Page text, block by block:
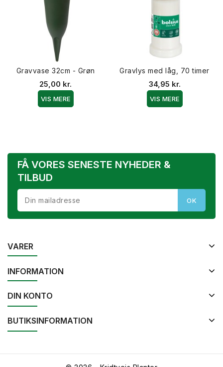
Gravvase 32cm - Grøn
25,00 kr.
VIS MERE
Gravlys med låg, 70 timer
34,95 kr.
VIS MERE
FÅ VORES SENESTE NYHEDER &
TILBUD
VARER
INFORMATION
DIN KONTO
BUTIKSINFORMATION